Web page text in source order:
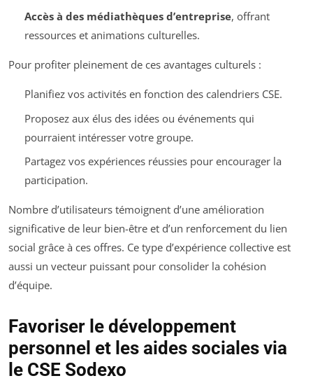
Accès à des médiathèques d’entreprise, offrant
ressources et animations culturelles.
Pour profiter pleinement de ces avantages culturels :
Planifiez vos activités en fonction des calendriers CSE.
Proposez aux élus des idées ou événements qui
pourraient intéresser votre groupe.
Partagez vos expériences réussies pour encourager la
participation.
Nombre d’utilisateurs témoignent d’une amélioration
significative de leur bien-être et d’un renforcement du lien
social grâce à ces offres. Ce type d’expérience collective est
aussi un vecteur puissant pour consolider la cohésion
d’équipe.
Favoriser le développement
personnel et les aides sociales via
le CSE Sodexo